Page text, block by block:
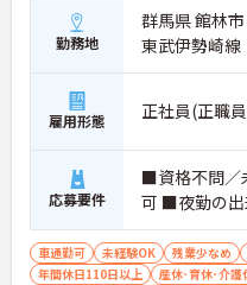
勤務地
群馬県 館林
東武伊勢崎
雇用形態 正社員(正職
応募要件
■資格不問／
可 ■夜勤の
車通勤可 未経験OK 残業少なめ
年間休日110日以上
産休･育休･介護